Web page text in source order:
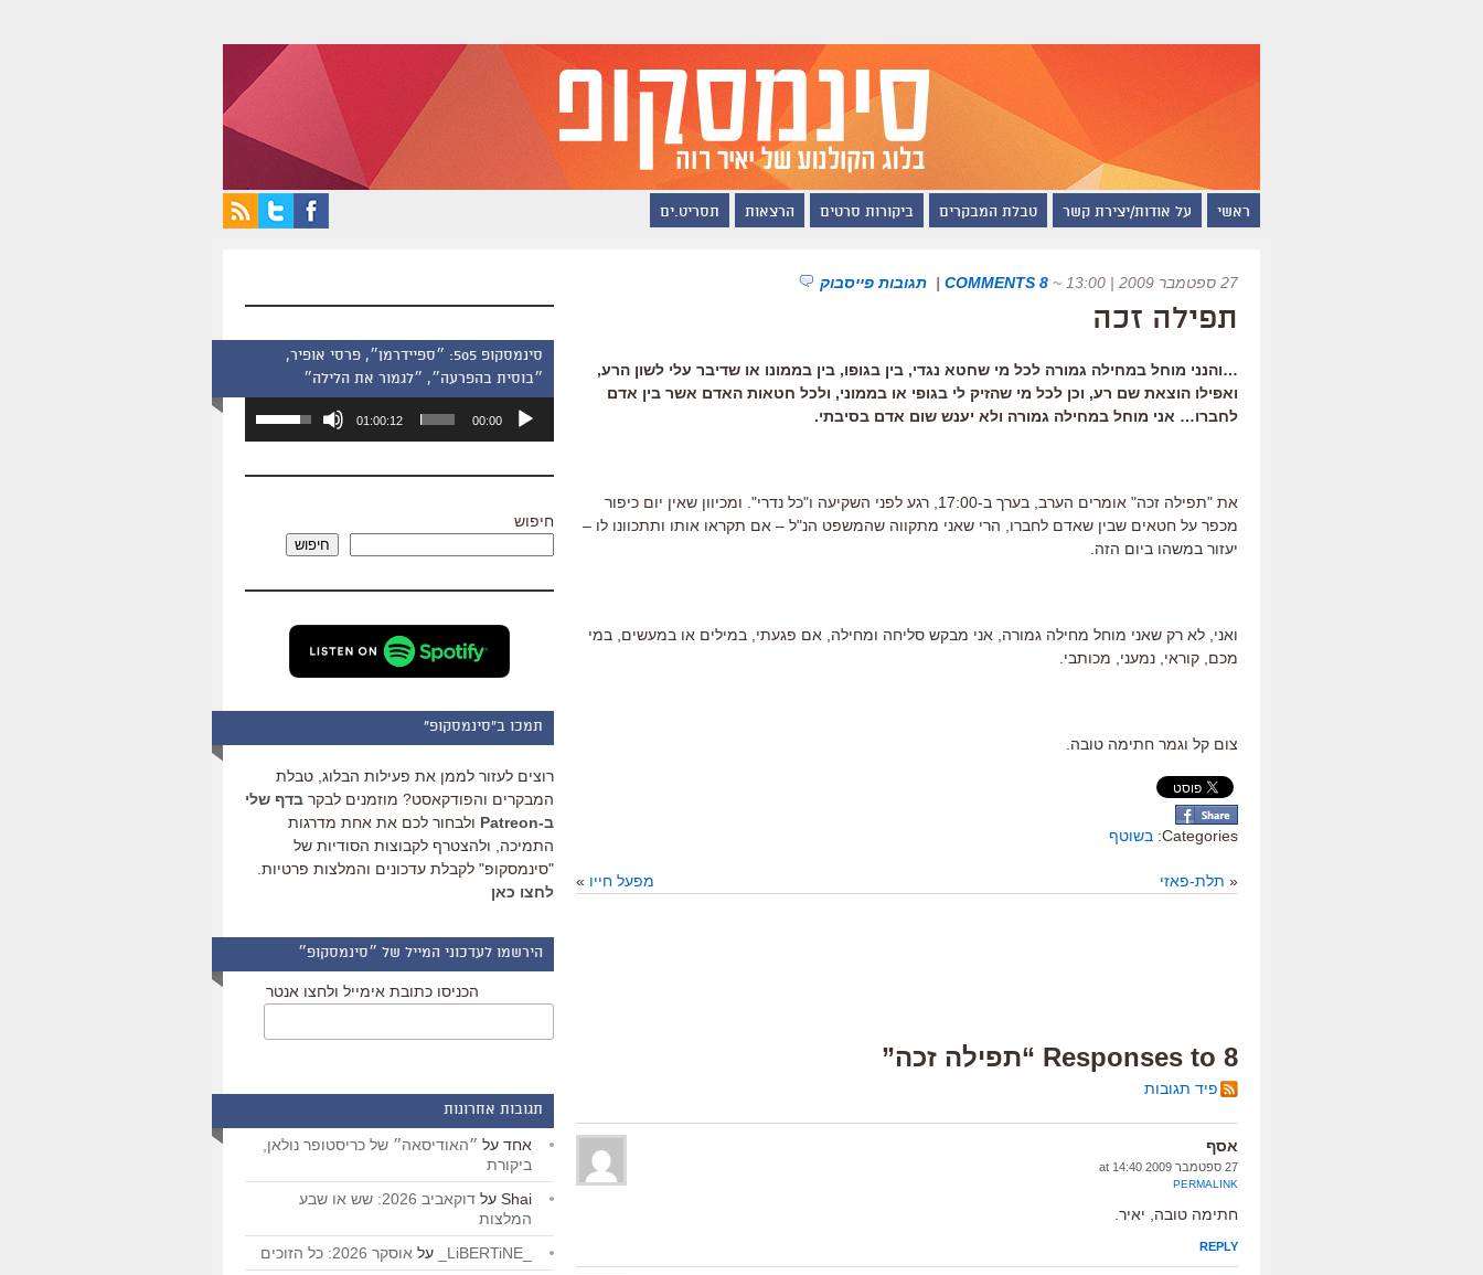
ראשי על אודות/יצירת קשר טבלת המבקרים ביקורות סרטים הרצאות תסריט.ים
27 ספטמבר 2009 | 13:00 ~
8 COMMENTS
| תגובות פייסבוק
תפילה זכה
…והנני מוחל במחילה גמורה לכל מי שחטא נגדי, בין בגופו, בין בממונו או שדיבר עלי לשון הרע,
ואפילו הוצאת שם רע, וכן לכל מי שהזיק לי בגופי או בממוני, ולכל חטאות האדם אשר בין אדם
לחברו… אני מוחל במחילה גמורה ולא יענש שום אדם בסיבתי.
את "תפילה זכה" אומרים הערב, בערך ב-17:00, רגע לפני השקיעה ו"כל נדרי". ומכיוון שאין יום כיפור
מכפר על חטאים שבין שאדם לחברו, הרי שאני מתקווה שהמשפט הנ"ל – אם תקראו אותו ותתכוונו לו –
יעזור במשהו ביום הזה.
ואני, לא רק שאני מוחל מחילה גמורה, אני מבקש סליחה ומחילה, אם פגעתי, במילים או במעשים, במי
מכם, קוראי, נמעני, מכותבי.
צום קל וגמר חתימה טובה.
Categories: בשוטף
« תלת-פאזי מפעל חייו »
8 Responses to “תפילה זכה”
פיד תגובות
אסף
27 ספטמבר 2009 at 14:40
PERMALINK
חתימה טובה, יאיר.
REPLY
סינמסקופ 505: ״ספיידרמן״, פרסי אופיר,
״בוסית בהפרעה״, ״לגמור את הלילה״
אודיו
00:00
01:00:12
השתמש
כדי
שמע.
חיפוש
חיפוש
תמכו ב"סינמסקופ"
רוצים לעזור לממן את פעילות הבלוג, טבלת
המבקרים והפודקאסט? מוזמנים לבקר בדף שלי
ב-Patreon
ולבחור לכם את אחת מדרגות
התמיכה, ולהצטרף לקבוצות הסודיות של
"סינמסקופ" לקבלת עדכונים והמלצות פרטיות.
לחצו כאן
הירשמו לעדכוני המייל של ״סינמסקופ״
הכניסו כתובת אימייל ולחצו אנטר
תגובות אחרונות
אחד על ״האודיסאה״ של כריסטופר נולאן,
ביקורת
Shai על
דוקאביב 2026: שש או שבע
המלצות
על אוסקר 2026: כל הזוכים